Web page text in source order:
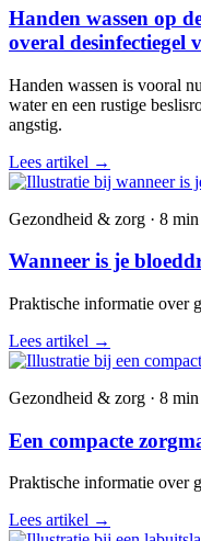
Handen wassen op
overal desinfectiegel
Handen wassen is vooral
water en een rustige
angstig.
Lees artikel →
Gezondheid & zorg · 8 min
Wanneer is je
Praktische informatie over
Lees artikel →
Gezondheid & zorg · 8 min
Een compacte
Praktische informatie over
Lees artikel →